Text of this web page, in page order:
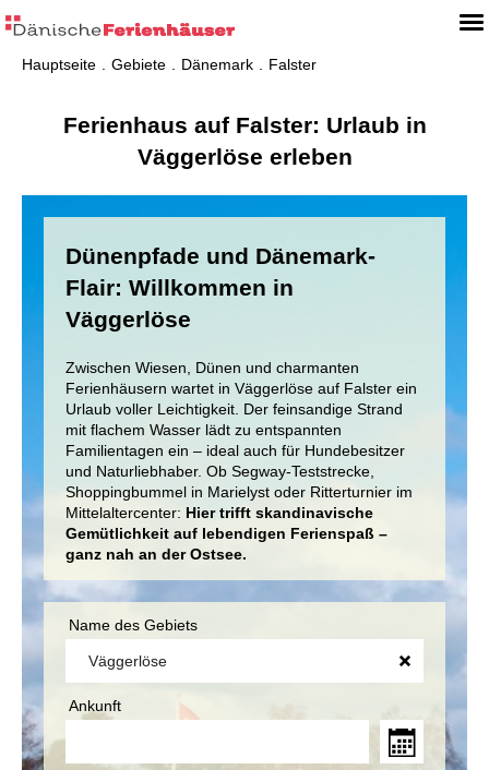
Hauptseite Gebiete Dänemark Falster
Ferienhaus auf Falster: Urlaub in
Väggerlöse erleben
Dünenpfade und Dänemark-
Flair: Willkommen in
Väggerlöse
Zwischen Wiesen, Dünen und charmanten
Ferienhäusern wartet in Väggerlöse auf Falster ein
Urlaub voller Leichtigkeit. Der feinsandige Strand
mit flachem Wasser lädt zu entspannten
Familientagen ein – ideal auch für Hundebesitzer
und Naturliebhaber. Ob Segway-Teststrecke,
Shoppingbummel in Marielyst oder Ritterturnier im
Mittelaltercenter: Hier trifft skandinavische
Gemütlichkeit auf lebendigen Ferienspaß –
ganz nah an der Ostsee.
Name des Gebiets
Ankunft